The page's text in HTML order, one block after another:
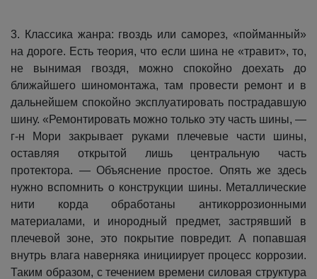
3. Классика жанра: гвоздь или саморез, «пойманный»
на дороге. Есть теория, что если шина не «травит», то,
не вынимая гвоздя, можно спокойно доехать до
ближайшего шиномонтажа, там провести ремонт и в
дальнейшем спокойно эксплуатировать пострадавшую
шину. «Ремонтировать можно только эту часть шины, —
г-н Мори закрывает руками плечевые части шины,
оставляя открытой лишь центральную часть
протектора. — Объяснение простое. Опять же здесь
нужно вспомнить о конструкции шины. Металлические
нити корда обработаны антикоррозионными
материалами, и инородный предмет, застрявший в
плечевой зоне, это покрытие повредит. А попавшая
внутрь влага наверняка инициирует процесс коррозии.
Таким образом, с течением времени силовая структура